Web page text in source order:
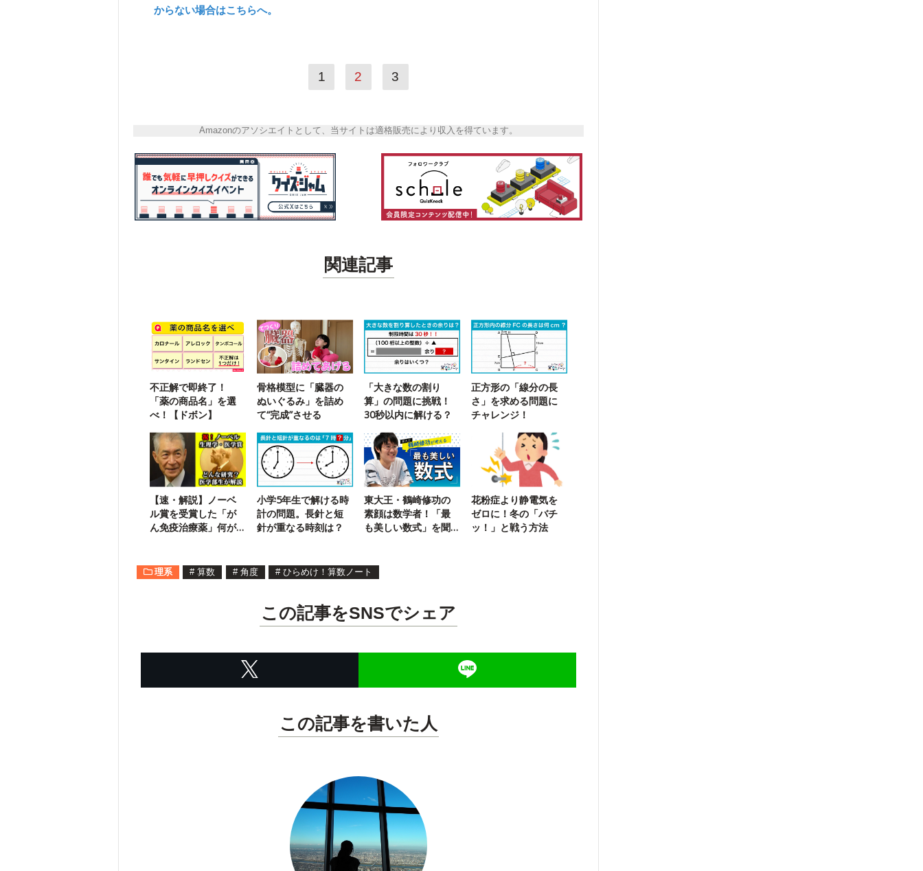
からない場合はこちらへ。
1 2 3
Amazonのアソシエイトとして、当サイトは適格販売により収入を得ています。
関連記事
不正解で即終了！
「薬の商品名」を選
べ！【ドボン】
骨格模型に「臓器の
ぬいぐるみ」を詰め
て“完成”させる
「大きな数の割り
算」の問題に挑戦！
30秒以内に解ける？
正方形の「線分の長
さ」を求める問題に
チャレンジ！
【速・解説】ノーベ
ル賞を受賞した「が
ん免疫治療薬」何が
小学5年生で解ける時
計の問題。長針と短
針が重なる時刻は？
東大王・鶴崎修功の
素顔は数学者！「最
も美しい数式」を聞
花粉症より静電気を
ゼロに！冬の「バチ
ッ！」と戦う方法
理系 # 算数 # 角度 # ひらめけ！算数ノート
この記事をSNSでシェア
この記事を書いた人